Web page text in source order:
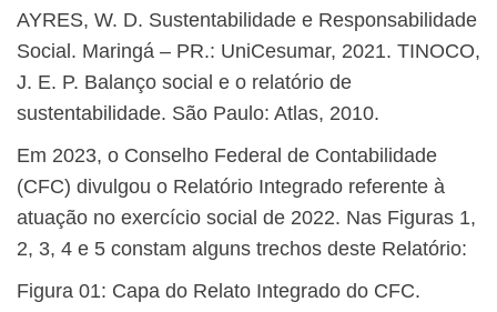
AYRES, W. D. Sustentabilidade e Responsabilidade
Social. Maringá – PR.: UniCesumar, 2021. TINOCO,
J. E. P. Balanço social e o relatório de
sustentabilidade. São Paulo: Atlas, 2010.
Em 2023, o Conselho Federal de Contabilidade
(CFC) divulgou o Relatório Integrado referente à
atuação no exercício social de 2022. Nas Figuras 1,
2, 3, 4 e 5 constam alguns trechos deste Relatório:
Figura 01: Capa do Relato Integrado do CFC.